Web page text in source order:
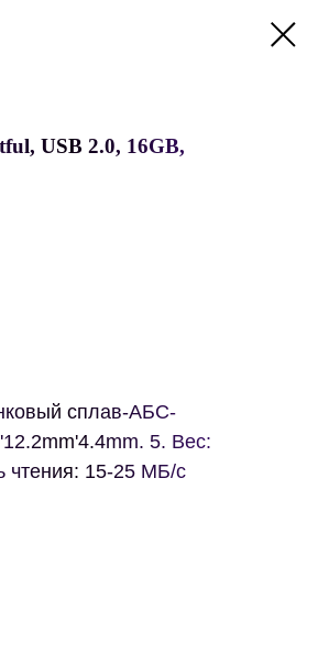
USB 2.0, 16GB,
сплав-АБС-
5. Вес:
чтения: 15-25 МБ/с